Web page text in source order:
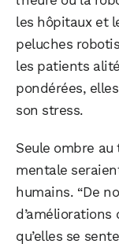
les hôpitaux et
peluches
les patients
pondérées,
son stress.
Seule ombre
mentale
humains. “De
qu’elles se